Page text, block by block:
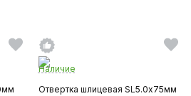
Наличие
Отвертка шлицевая SL5.0х75мм